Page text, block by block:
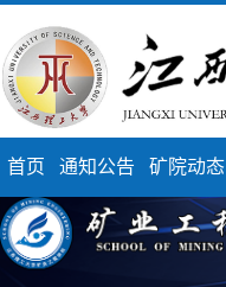
首页 通知公告 矿院动态